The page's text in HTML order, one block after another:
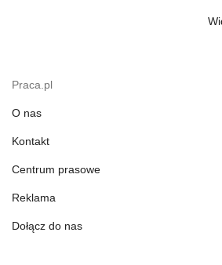
Praca.pl
O nas
Kontakt
Centrum prasowe
Reklama
Dołącz do nas